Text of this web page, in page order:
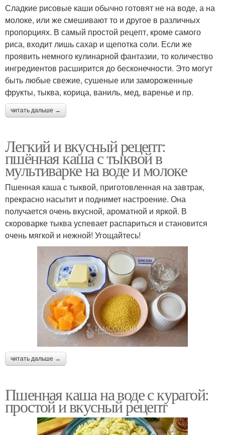
Сладкие рисовые каши обычно готовят не на воде, а на
молоке, или же смешивают то и другое в различных
пропорциях. В самый простой рецепт, кроме самого
риса, входит лишь сахар и щепотка соли. Если же
проявить немного кулинарной фантазии, то количество
ингредиентов расширится до бесконечности. Это могут
быть любые свежие, сушеные или замороженные
фрукты, тыква, корица, ваниль, мед, варенье и пр.
читать дальше →
Легкий и вкусный рецепт:
пшённая каша с тыквой в
мультиварке на воде и молоке
Пшенная каша с тыквой, приготовленная на завтрак,
прекрасно насытит и поднимет настроение. Она
получается очень вкусной, ароматной и яркой. В
скороварке тыква успевает распариться и становится
очень мягкой и нежной! Угощайтесь!
читать дальше →
Пшенная каша на воде с курагой:
простой и вкусный рецепт